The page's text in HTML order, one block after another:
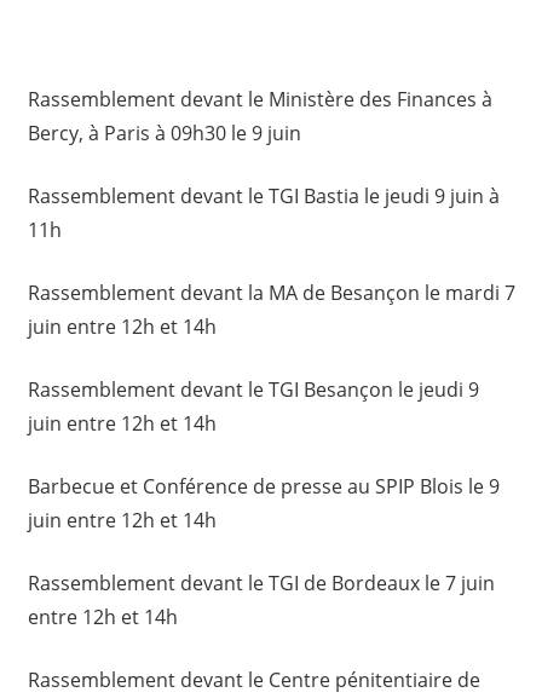
Rassemblement devant le Ministère des Finances à
Bercy, à Paris à 09h30 le 9 juin
Rassemblement devant le TGI Bastia le jeudi 9 juin à
11h
Rassemblement devant la MA de Besançon le mardi 7
juin entre 12h et 14h
Rassemblement devant le TGI Besançon le jeudi 9
juin entre 12h et 14h
Barbecue et Conférence de presse au SPIP Blois le 9
juin entre 12h et 14h
Rassemblement devant le TGI de Bordeaux le 7 juin
entre 12h et 14h
Rassemblement devant le Centre pénitentiaire de